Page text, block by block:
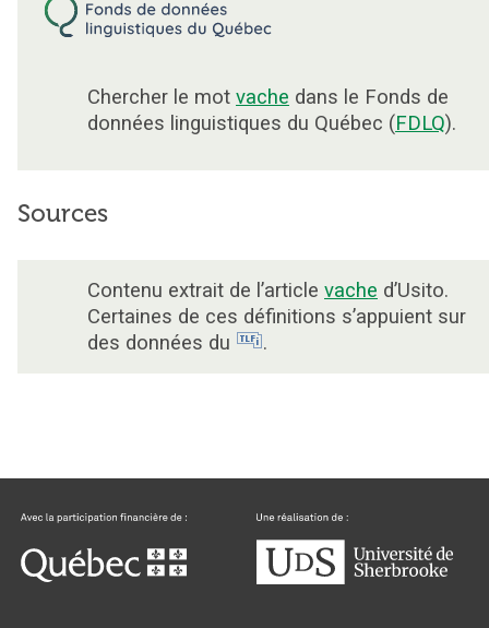
Chercher le mot vache dans le Fonds de
données linguistiques du Québec (FDLQ).
Sources
Contenu extrait de l’article vache d’Usito.
Certaines de ces définitions s’appuient sur
des données du
.